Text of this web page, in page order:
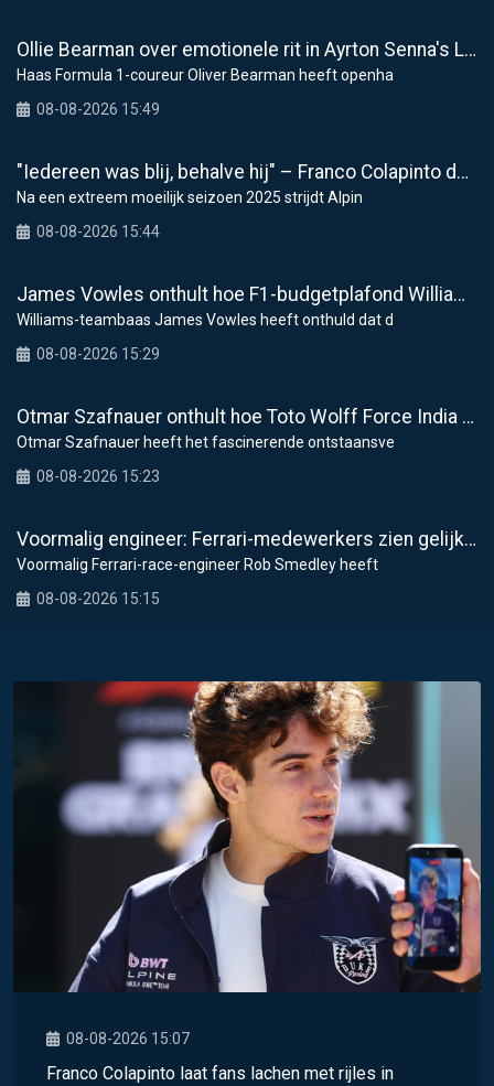
Ollie Bearman over emotionele rit in Ayrton Senna's Lotus F1: "Heel krachtig moment"
Haas Formula 1-coureur Oliver Bearman heeft openha
08-08-2026 15:49
"Iedereen was blij, behalve hij" – Franco Colapinto deelt veelzeggende anekdote over Flavio Briatore
Na een extreem moeilijk seizoen 2025 strijdt Alpin
08-08-2026 15:44
James Vowles onthult hoe F1-budgetplafond Williams raakt bij modernisering faciliteiten
Williams-teambaas James Vowles heeft onthuld dat d
08-08-2026 15:29
Otmar Szafnauer onthult hoe Toto Wolff Force India aan zijn beroemde roze F1-tijdperk hielp
Otmar Szafnauer heeft het fascinerende ontstaansve
08-08-2026 15:23
Voormalig engineer: Ferrari-medewerkers zien gelijkenissen tussen Hamilton en Schumacher
Voormalig Ferrari-race-engineer Rob Smedley heeft
08-08-2026 15:15
08-08-2026 15:07
Franco Colapinto laat fans lachen met rijles in